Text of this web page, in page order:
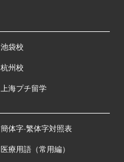
池袋校
杭州校
上海プチ留学
簡体字·繁体字対照表
医療用語（常用編）